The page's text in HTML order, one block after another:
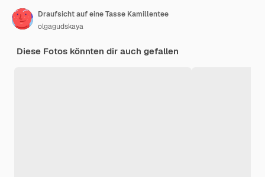
Draufsicht auf eine Tasse Kamillentee
olgagudskaya
Diese Fotos könnten dir auch gefallen